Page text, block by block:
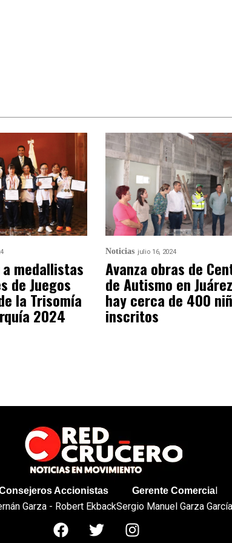
medallistas
de Juegos
la Trisomía
2024
Noticias julio 16, 2024
Avanza obras de
de Autismo en
hay cerca de 400
inscritos
Accionistas
Garza - Robert Ekback
Gerente Comercial
Sergio Manuel Garza García